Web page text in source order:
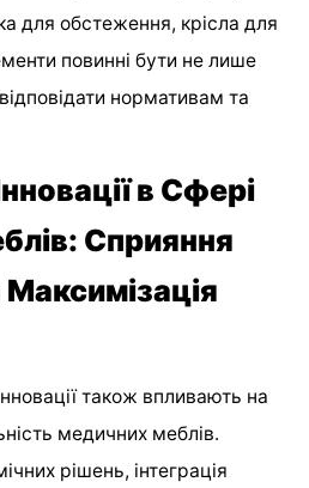
для обстеження, крісла для
повинні бути не лише
нормативам та
в Сфері
Сприяння
також впливають на
медичних меблів.
рішень, інтеграція